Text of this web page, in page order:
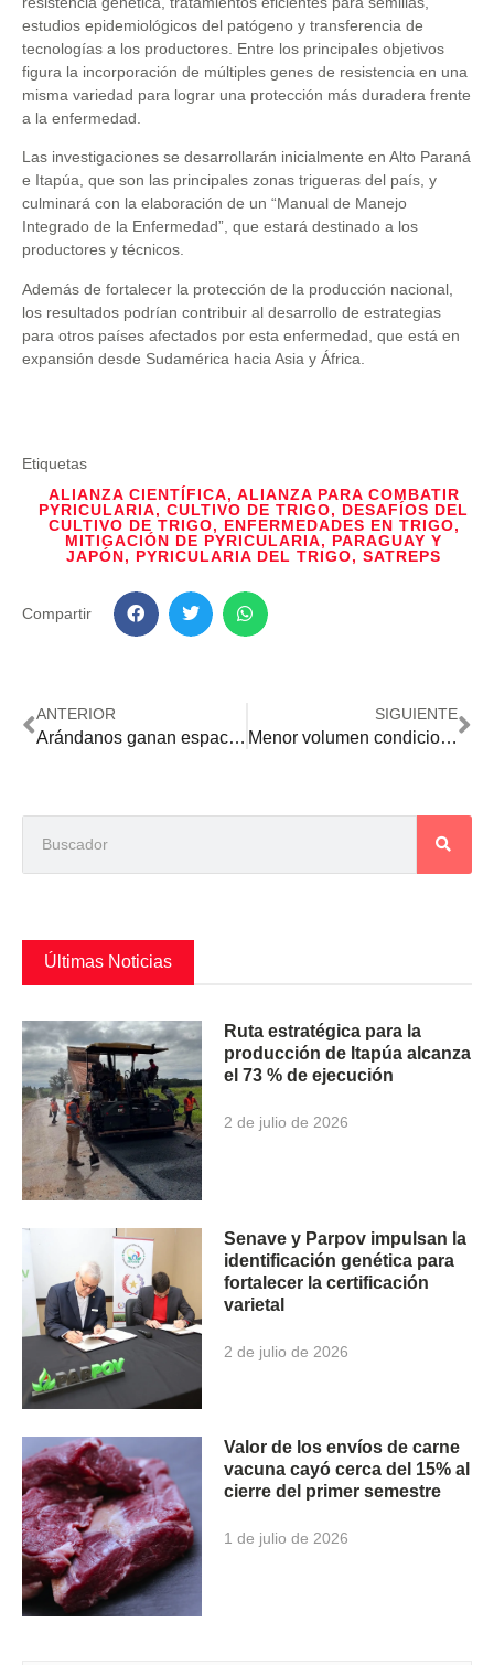
estudios epidemiológicos del patógeno y transferencia de
tecnologías a los productores. Entre los principales objetivos
figura la incorporación de múltiples genes de resistencia en una
misma variedad para lograr una protección más duradera frente
a la enfermedad.
Las investigaciones se desarrollarán inicialmente en Alto Paraná
e Itapúa, que son las principales zonas trigueras del país, y
culminará con la elaboración de un “Manual de Manejo
Integrado de la Enfermedad”, que estará destinado a los
productores y técnicos.
Además de fortalecer la protección de la producción nacional,
los resultados podrían contribuir al desarrollo de estrategias
para otros países afectados por esta enfermedad, que está en
expansión desde Sudamérica hacia Asia y África.
Etiquetas
ALIANZA CIENTÍFICA, ALIANZA PARA COMBATIR
PYRICULARIA, CULTIVO DE TRIGO, DESAFÍOS DEL
CULTIVO DE TRIGO, ENFERMEDADES EN TRIGO,
MITIGACIÓN DE PYRICULARIA, PARAGUAY Y
JAPÓN, PYRICULARIA DEL TRIGO, SATREPS
Compartir
ANTERIOR
Arándanos ganan espacio como alternativa para diversificar la producción agrícola
SIGUIENTE
Menor volumen condiciona los ingresos generados por la exportación de carne vacuna
Últimas Noticias
Ruta estratégica para la
producción de Itapúa alcanza
el 73 % de ejecución
2 de julio de 2026
Senave y Parpov impulsan la
identificación genética para
fortalecer la certificación
varietal
2 de julio de 2026
Valor de los envíos de carne
vacuna cayó cerca del 15% al
cierre del primer semestre
1 de julio de 2026